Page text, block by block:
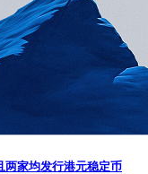
两家均发行港元稳定币